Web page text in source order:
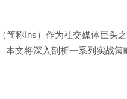
简称Ins）作为社交媒体巨头
文将深入剖析一系列实战